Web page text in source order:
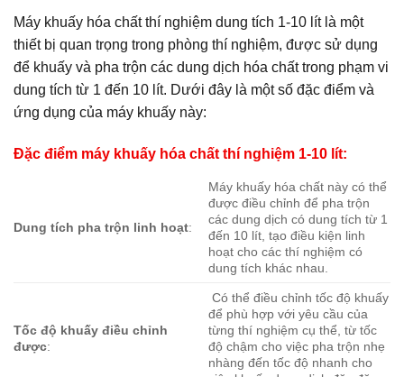
Máy khuấy hóa chất thí nghiệm dung tích 1-10 lít là một
thiết bị quan trọng trong phòng thí nghiệm, được sử dụng
để khuấy và pha trộn các dung dịch hóa chất trong phạm vi
dung tích từ 1 đến 10 lít. Dưới đây là một số đặc điểm và
ứng dụng của máy khuấy này:
Đặc điểm máy khuấy hóa chất thí nghiệm 1-10 lít:
Dung tích pha trộn linh hoạt:
Máy khuấy hóa chất này có thể
được điều chỉnh để pha trộn
các dung dịch có dung tích từ 1
đến 10 lít, tạo điều kiện linh
hoạt cho các thí nghiệm có
dung tích khác nhau.
Tốc độ khuấy điều chỉnh
được:
Có thể điều chỉnh tốc độ khuấy
để phù hợp với yêu cầu của
từng thí nghiệm cụ thể, từ tốc
độ chậm cho việc pha trộn nhẹ
nhàng đến tốc độ nhanh cho